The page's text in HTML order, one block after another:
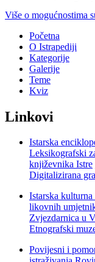
Više o mogućnostima
Početna
O Istrapediji
Kategorije
Galerije
Teme
Kviz
Linkovi
Istarska
Leksikografski
književnika Istre
Digitalizirana
Istarska
likovnih
Zvjezdarnica u
Etnografski
Povijesni i